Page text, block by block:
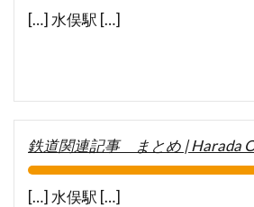
[…] 水俣駅 […]
鉄道関連記事 まとめ | Harada
[…] 水俣駅 […]